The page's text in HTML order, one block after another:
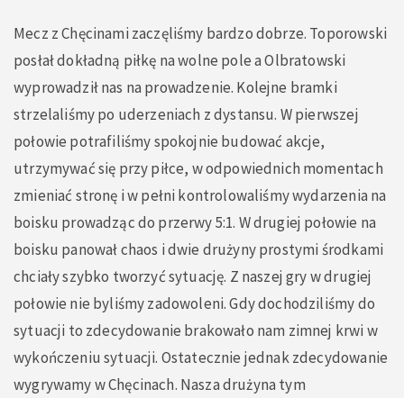
Mecz z Chęcinami zaczęliśmy bardzo dobrze. Toporowski
posłał dokładną piłkę na wolne pole a Olbratowski
wyprowadził nas na prowadzenie. Kolejne bramki
strzelaliśmy po uderzeniach z dystansu. W pierwszej
połowie potrafiliśmy spokojnie budować akcje,
utrzymywać się przy piłce, w odpowiednich momentach
zmieniać stronę i w pełni kontrolowaliśmy wydarzenia na
boisku prowadząc do przerwy 5:1. W drugiej połowie na
boisku panował chaos i dwie drużyny prostymi środkami
chciały szybko tworzyć sytuację. Z naszej gry w drugiej
połowie nie byliśmy zadowoleni. Gdy dochodziliśmy do
sytuacji to zdecydowanie brakowało nam zimnej krwi w
wykończeniu sytuacji. Ostatecznie jednak zdecydowanie
wygrywamy w Chęcinach. Nasza drużyna tym